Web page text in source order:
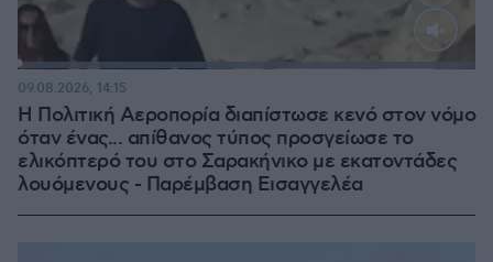
:
Η Πολιτική Αεροπορία διαπίστωσε κενό στον νόμο
όταν ένας... απίθανος τύπος προσγείωσε το
ελικόπτερό του στο Σαρακήνικο με εκατοντάδες
λουόμενους - Παρέμβαση Εισαγγελέα
09.08.2026, 14:15